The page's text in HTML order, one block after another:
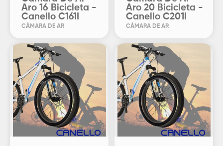
Aro 16 Bicicleta -
Canello C161I
CÂMARA DE AR
Aro 20 Bicicleta -
Canello C201I
CÂMARA DE AR